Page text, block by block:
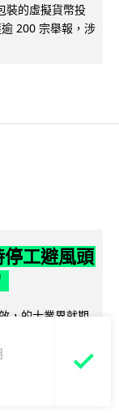
裝的虛擬貨幣投
200 宗舉報，涉
工避風頭
，的士業界就期
。新例大幅提